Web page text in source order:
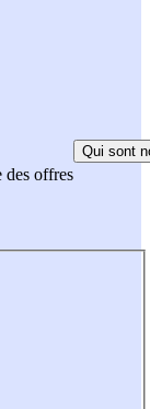
des offres
Qui sont